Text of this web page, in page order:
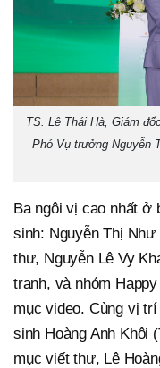
TS. Lê Thái Hà, Giám
Phó Vụ trưởng Nguyễn
Ba ngôi vị cao nhất ở
sinh: Nguyễn Thị
thư, Nguyễn Lê Vy
tranh, và nhóm
mục video. Cùng vị
sinh Hoàng Anh Khôi
mục viết thư, Lê